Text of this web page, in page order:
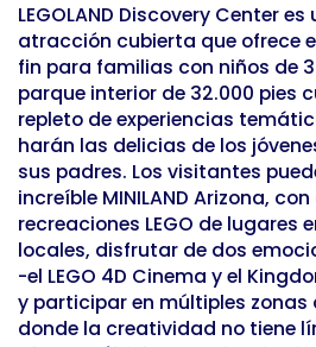
LEGOLAND Discovery Center
atracción cubierta que ofrece
fin para familias con niños de 3
parque interior de 32.000 pies
repleto de experiencias
harán las delicias de los
sus padres. Los visitantes
increíble MINILAND Arizona,
recreaciones LEGO de lugares
locales, disfrutar de dos
-el LEGO 4D Cinema y el
y participar en múltiples
donde la creatividad no tiene